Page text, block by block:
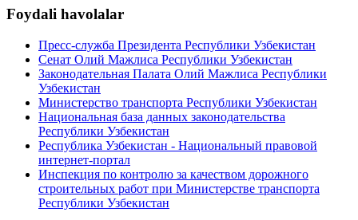
Foydali havolalar
Пресс-служба Президента Республики Узбекистан
Сенат Олий Мажлиса Республики Узбекистан
Законодательная Палата Олий Мажлиса Республики
Узбекистан
Министерство транспорта Республики Узбекистан
Национальная база данных законодательства
Республики Узбекистан
Республика Узбекистан - Национальный правовой
интернет-портал
Инспекция по контролю за качеством дорожного
строительных работ при Министерстве транспорта
Республики Узбекистан